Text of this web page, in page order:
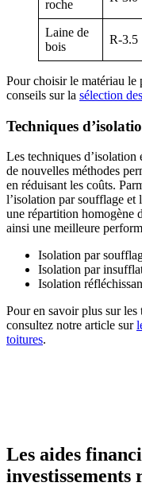
roche
Laine de
bois
R-3.5
Pour choisir le matériau le
conseils sur la sélection
Techniques
Les techniques d’isolation
de nouvelles méthodes
en réduisant les coûts.
l’isolation par soufflage
une répartition homogène
ainsi une meilleure
Isolation par
Isolation par
Isolation
Pour en savoir plus sur les
consultez notre article sur
toitures.
Les aides
investissements